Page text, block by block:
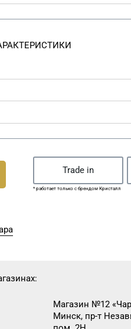
Trade in
* работает только с брендом Кристалл
Магазин №12
Минск, пр-т